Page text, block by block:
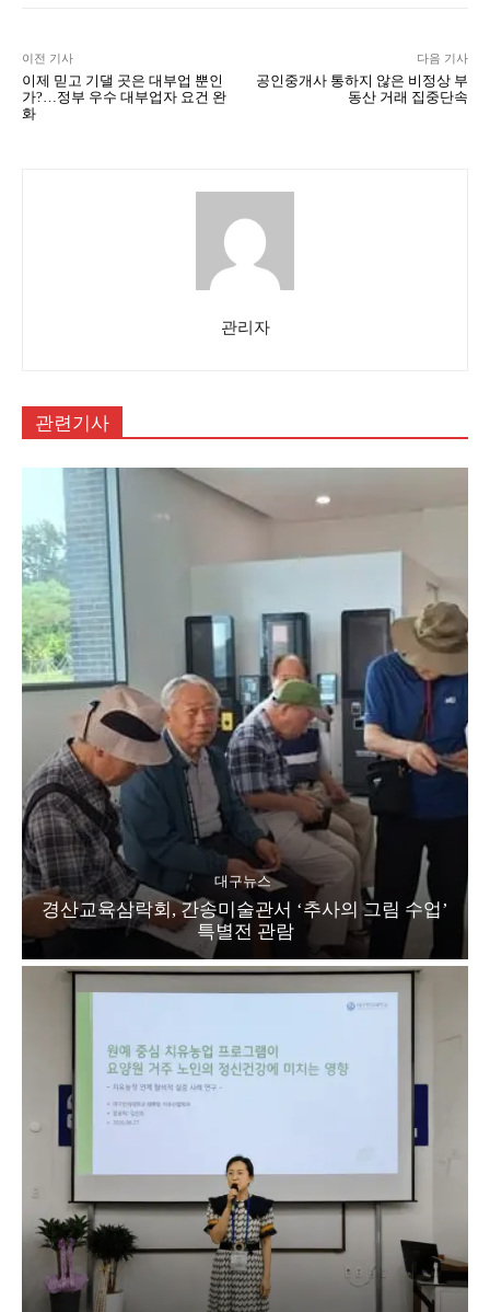
이전 기사
이제 믿고 기댈 곳은 대부업 뿐인
가?…정부 우수 대부업자 요건 완
화
다음 기사
공인중개사 통하지 않은 비정상 부
동산 거래 집중단속
관리자
관련기사
대구뉴스
경산교육삼락회, 간송미술관서 ‘추사의 그림 수업’
특별전 관람